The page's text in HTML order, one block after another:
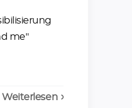
me"
Weiterlesen